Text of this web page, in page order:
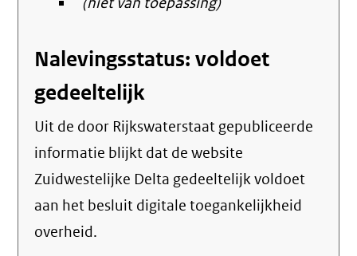
Nalevingsstatus: voldoet
gedeeltelijk
Uit de door Rijkswaterstaat gepubliceerde
informatie blijkt dat de website
Zuidwestelijke Delta gedeeltelijk voldoet
aan het besluit digitale toegankelijkheid
overheid.